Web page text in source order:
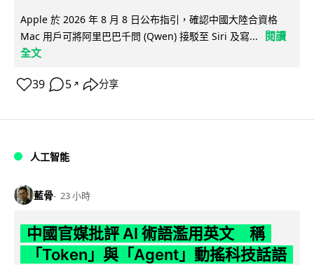
Apple 於 2026 年 8 月 8 日公布指引，確認中國大陸合資格
Mac 用戶可將阿里巴巴千問 (Qwen) 接駁至 Siri 及寫...
閱讀
全文
39 5 ↗ 分享
人工智能
藍骨 23 小時
中國官媒批評 AI 術語濫用英文 稱
「Token」與「Agent」動搖科技話語